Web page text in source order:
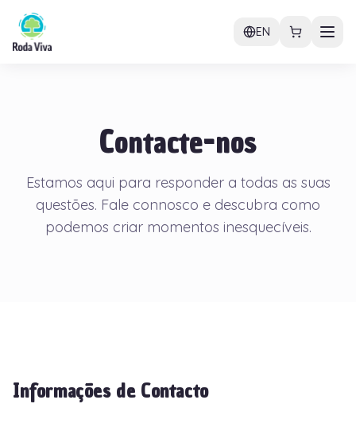
EN
Contacte-nos
Estamos aqui para responder a todas as suas
questões. Fale connosco e descubra como
podemos criar momentos inesquecíveis.
Informações de Contacto